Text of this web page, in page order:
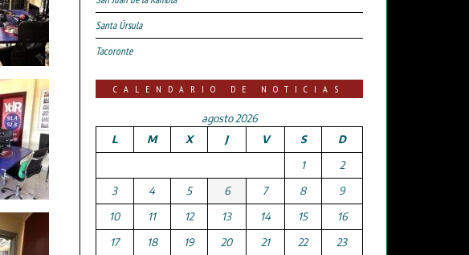
Santa Úrsula
Tacoronte
CALENDARIO DE NOTICIAS
agosto 2026
L
M X J V S
D
1
2
3
4 5 6 7 8
9
10
11 12 13 14 15
16
17
18 19 20 21 22
23